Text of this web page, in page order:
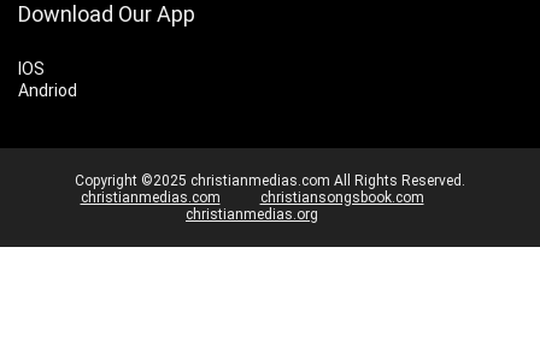
Download Our App
IOS
Andriod
Copyright ©2025 christianmedias.com All Rights Reserved.
christianmedias.com
christiansongsbook.com
christianmedias.org